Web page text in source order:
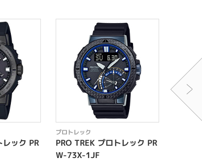
レック PR
プロトレック
PRO TREK プロトレック PR
W-73X-1JF